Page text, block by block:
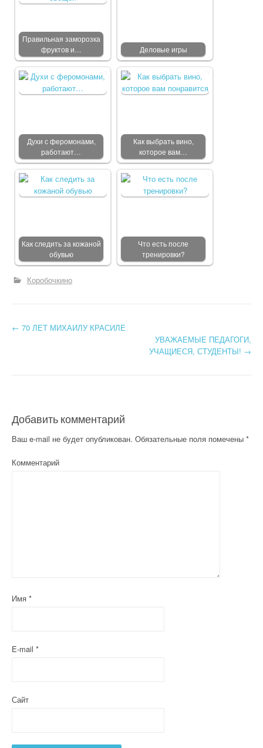
Правильная заморозка
фруктов и…
Деловые игры
Духи с феромонами,
работают…
Как выбрать вино,
которое вам…
Как следить за кожаной
обувью
Что есть после
тренировки?
Коробочкино
Post navigation
← 70 ЛЕТ МИХАИЛУ КРАСИЛЕ
УВАЖАЕМЫЕ ПЕДАГОГИ,
УЧАЩИЕСЯ, СТУДЕНТЫ! →
Добавить комментарий
Ваш e-mail не будет опубликован. Обязательные поля помечены *
Комментарий
Имя *
E-mail *
Сайт